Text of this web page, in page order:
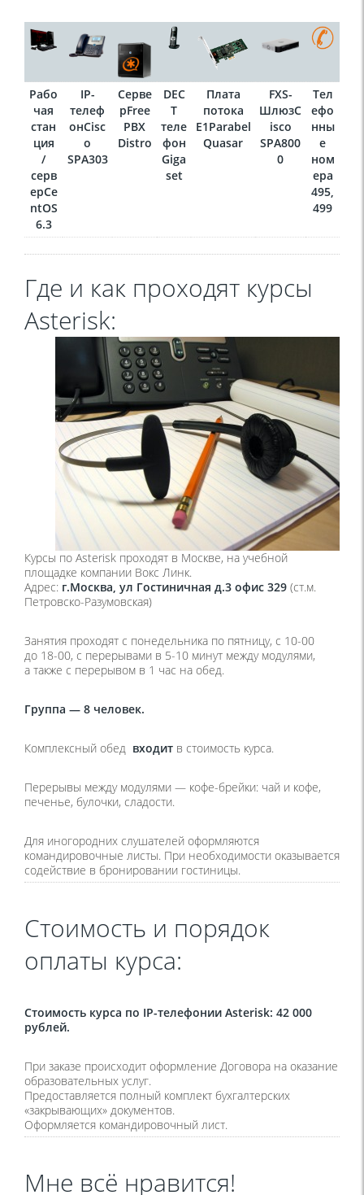
Рабо
чая
стан
ция
/
серв
ерCe
ntOS
6.3
IP-
телеф
онCisc
o
SPA303
Серве
рFree
PBX
Distro
DEC
T
теле
фон
Giga
set
Плата
потока
E1Parabel
Quasar
FXS-
ШлюзC
isco
SPA800
0
Тел
ефо
нны
е
ном
ера
495,
499
Где и как проходят курсы
Asterisk:
Курсы по Asterisk проходят в Москве, на учебной
площадке компании Вокс Линк.
Адрес: г.Москва, ул Гостиничная д.3 офис 329 (ст.м.
Петровско-Разумовская)
Занятия проходят с понедельника по пятницу, с 10-00
до 18-00, с перерывами в 5-10 минут между модулями,
а также с перерывом в 1 час на обед.
Группа — 8 человек.
Комплексный обед входит в стоимость курса.
Перерывы между модулями — кофе-брейки: чай и кофе,
печенье, булочки, сладости.
Для иногородних слушателей оформляются
командировочные листы. При необходимости оказывается
содействие в бронировании гостиницы.
Стоимость и порядок
оплаты курса:
Стоимость курса по IP-телефонии Asterisk: 42 000
рублей.
При заказе происходит оформление Договора на оказание
образовательных услуг.
Предоставляется полный комплект бухгалтерских
«закрывающих» документов.
Оформляется командировочный лист.
Мне всё нравится!